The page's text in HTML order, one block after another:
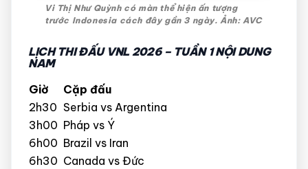
Vi Thị Như Quỳnh có màn thể hiện ấn tượng
trước Indonesia cách đây gần 3 ngày. Ảnh: AVC
LỊCH THI ĐẤU VNL 2026 – TUẦN 1 NỘI DUNG
NAM
Giờ
Cặp đấu
2h30 Serbia vs Argentina
3h00 Pháp vs Ý
6h00 Brazil vs Iran
6h30 Canada vs Đức